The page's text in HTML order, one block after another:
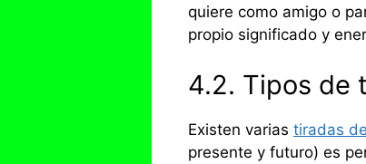
quiere como amigo o
propio significado y
4.2. Tipos de
Existen varias tiradas
presente y futuro) es